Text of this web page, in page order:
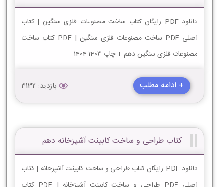
دانلود PDF رایگان کتاب ساخت مصنوعات فلزی سنگین | کتاب
اصلی PDF ساخت مصنوعات فلزی سنگین | PDF کتاب ساخت
مصنوعات فلزی سنگین دهم + چاپ 1403-1404
+ ادامه مطلب بازدید: 3132
کتاب طراحی و ساخت کابینت آشپزخانه دهم
دانلود PDF رایگان کتاب طراحی و ساخت کابینت آشپزخانه | کتاب